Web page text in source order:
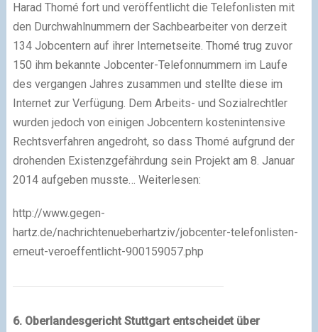
Harad Thomé fort und veröffentlicht die Telefonlisten mit
den Durchwahlnummern der Sachbearbeiter von derzeit
134 Jobcentern auf ihrer Internetseite. Thomé trug zuvor
150 ihm bekannte Jobcenter-Telefonnummern im Laufe
des vergangen Jahres zusammen und stellte diese im
Internet zur Verfügung. Dem Arbeits- und Sozialrechtler
wurden jedoch von einigen Jobcentern kostenintensive
Rechtsverfahren angedroht, so dass Thomé aufgrund der
drohenden Existenzgefährdung sein Projekt am 8. Januar
2014 aufgeben musste… Weiterlesen:
http://www.gegen-
hartz.de/nachrichtenueberhartziv/jobcenter-telefonlisten-
erneut-veroeffentlicht-900159057.php
6. Oberlandesgericht Stuttgart entscheidet über